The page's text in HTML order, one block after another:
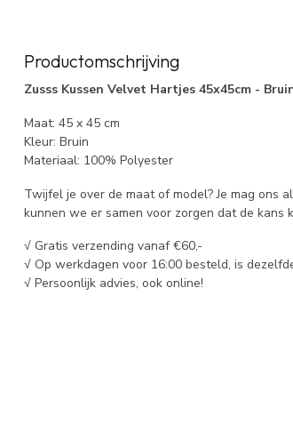
Productomschrijving
Zusss Kussen Velvet Hartjes 45x45cm -
Maat: 45 x 45 cm
Kleur: Bruin
Materiaal: 100% Polyester
Twijfel je over de maat of model? Je mag ons
kunnen we er samen voor zorgen dat de
√ Gratis verzending vanaf €60,-
√ Op werkdagen voor 16:00 besteld, is
√ Persoonlijk advies, ook online!